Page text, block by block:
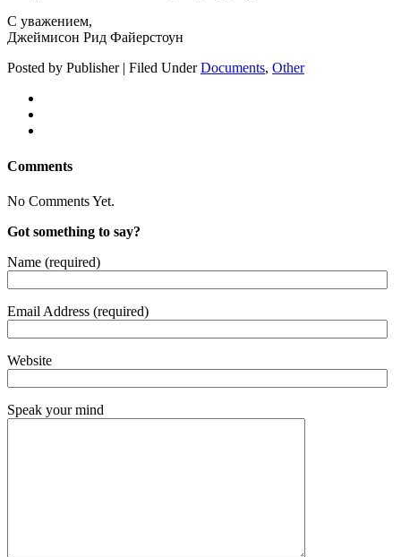
С уважением,
Джеймисон Рид Файерстоун
Posted by Publisher | Filed UnderDocuments, Other
Comments
No Comments Yet.
Got something to say?
Name (required)
Email Address (required)
Website
Speak your mind